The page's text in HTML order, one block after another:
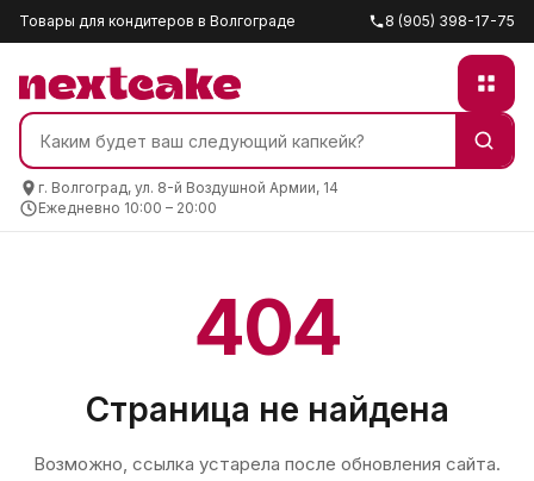
Товары для кондитеров в Волгограде 8 (905) 398-17-75
г. Волгоград, ул. 8-й Воздушной Армии, 14
Ежедневно 10:00 – 20:00
404
Страница не найдена
Возможно, ссылка устарела после обновления сайта.